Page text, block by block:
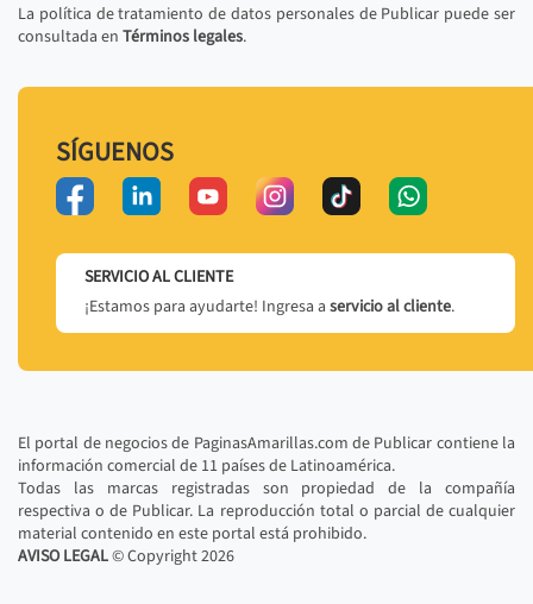
La política de tratamiento de datos personales de Publicar puede ser
consultada en Términos legales.
SÍGUENOS
SERVICIO AL CLIENTE
¡Estamos para ayudarte! Ingresa a servicio al cliente.
El portal de negocios de PaginasAmarillas.com de Publicar contiene la
información comercial de 11 países de Latinoamérica.
Todas las marcas registradas son propiedad de la compañía
respectiva o de Publicar. La reproducción total o parcial de cualquier
material contenido en este portal está prohibido.
AVISO LEGAL© Copyright2026